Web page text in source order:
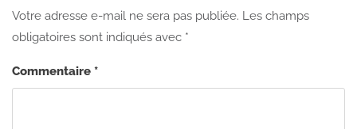
Votre adresse e-mail ne sera pas publiée. Les champs
obligatoires sont indiqués avec *
Commentaire *